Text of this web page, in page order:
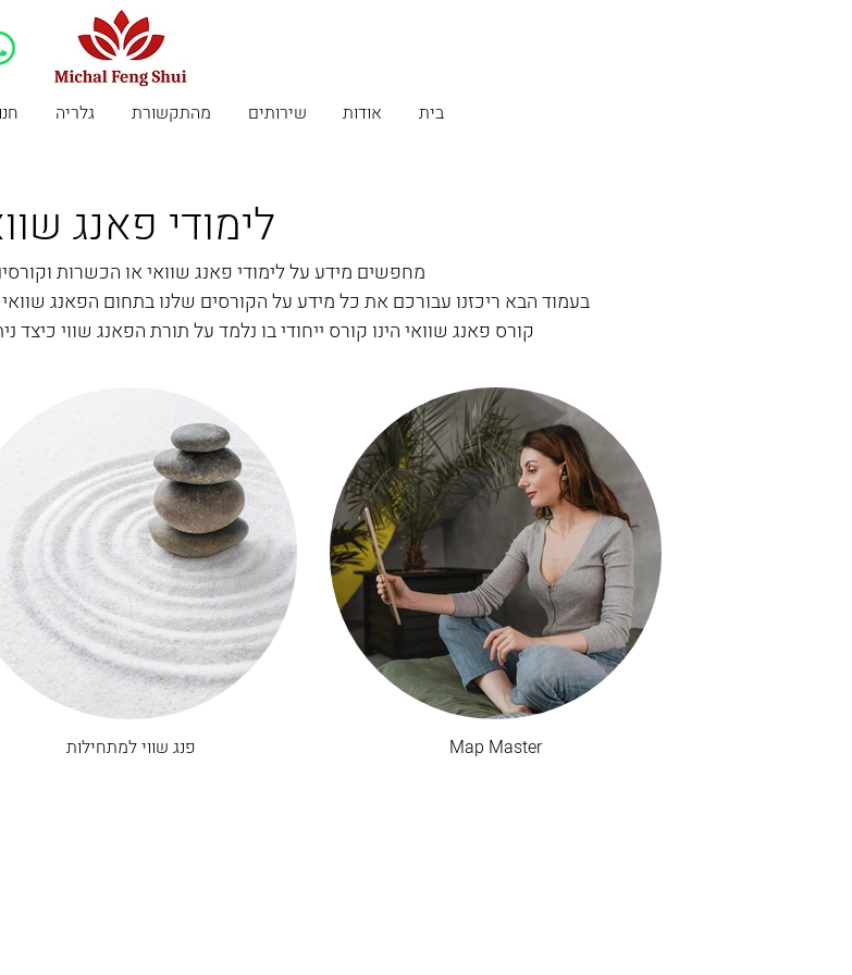
בית אודות שירותים מהתקשורת גלריה
לימודי פאנג
מחפשים מידע על לימודי פאנג שוואי או הכשרות
בעמוד הבא ריכזנו עבורכם את כל מידע על הקורסים שלנו בתחום הפאנג
קורס פאנג שוואי הינו קורס ייחודי בו נלמד על תורת הפאנג שווי כיצד
Map Master פנג שווי למתחילות